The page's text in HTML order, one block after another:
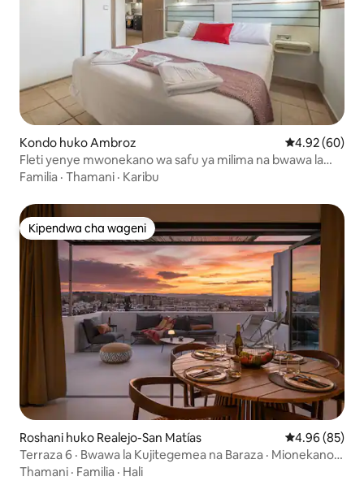
Kondo huko Ambroz Ukadiriaji wa
4.92 (60)
Fleti yenye mwonekano wa safu ya milima na bwawa la
pamoja.
Familia · Thamani · Karibu
Kipendwa cha wageni
Kipendwa cha wageni
Roshani huko Realejo-San Matías Ukadiriaji wa
4.96 (85)
Terraza 6 · Bwawa la Kujitegemea na Baraza · Mionekano
ya Upeo wa Mbali
Thamani · Familia · Hali